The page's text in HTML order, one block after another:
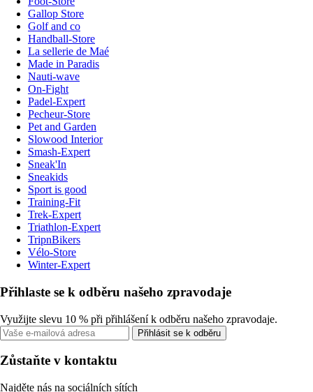
Gallop Store
Golf and co
Handball-Store
La sellerie de Maé
Made in Paradis
Nauti-wave
On-Fight
Padel-Expert
Pecheur-Store
Pet and Garden
Slowood Interior
Smash-Expert
Sneak'In
Sneakids
Sport is good
Training-Fit
Trek-Expert
Triathlon-Expert
TripnBikers
Vélo-Store
Winter-Expert
Přihlaste se k odběru našeho zpravodaje
Využijte slevu 10 % při přihlášení k odběru našeho zpravodaje.
Přihlásit se k odběru
Zůstaňte v kontaktu
Najděte nás na sociálních sítích